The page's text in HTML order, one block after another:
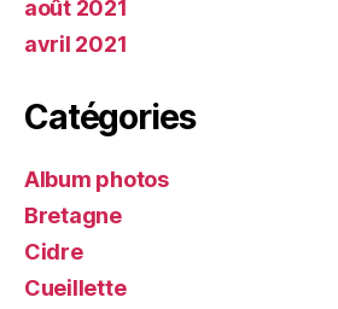
août 2021
avril 2021
Catégories
Album photos
Bretagne
Cidre
Cueillette